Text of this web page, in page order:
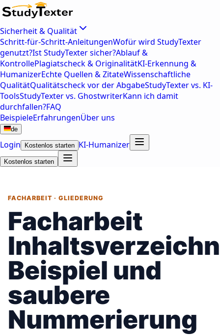
Sicherheit & Qualität
Schritt-für-Schritt-AnleitungenWofür wird StudyTexter
genutzt?Ist StudyTexter sicher?Ablauf &
KontrollePlagiatscheck & OriginalitätKI-Erkennung &
HumanizerEchte Quellen & ZitateWissenschaftliche
QualitätQualitätscheck vor der AbgabeStudyTexter vs. KI-
ToolsStudyTexter vs. GhostwriterKann ich damit
durchfallen?FAQ
BeispieleErfahrungenÜber uns
de
Login Kostenlos starten KI-Humanizer
Kostenlos starten
FACHARBEIT · GLIEDERUNG
Facharbeit
Beispiel und
saubere
Nummerierung